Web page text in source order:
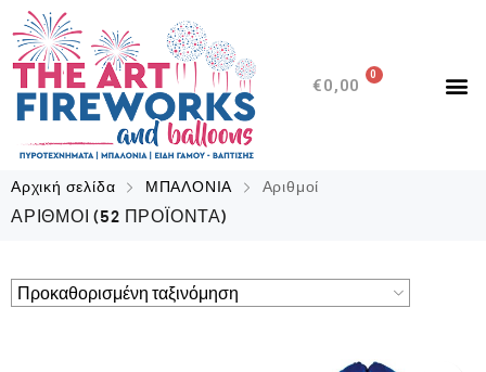
€0,00
0
Αρχική σελίδα ΜΠΑΛΟΝΙΑ Αριθμοί
ΑΡΙΘΜΟΊ(52 ΠΡΟΪΌΝΤΑ)